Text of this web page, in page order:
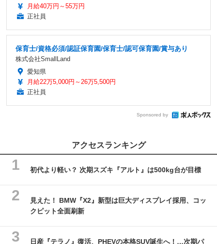
月給40万円～55万円
正社員
保育士/資格必須/認証保育園/保育士/認可保育園/賞与あり
株式会社SmallLand
愛知県
月給22万5,000円～26万5,500円
正社員
Sponsored by
アクセスランキング
初代より軽い？ 次期スズキ『アルト』は500kg台が目標
見えた！ BMW『X2』新型は巨大ディスプレイ採用、コッ
クピット全面刷新
日産『テラノ』復活、PHEVの本格SUV誕生へ！…次期パ